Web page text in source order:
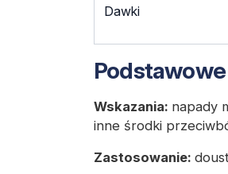
Dawki
Wskazania: napady
inne środki
Zastosowanie: